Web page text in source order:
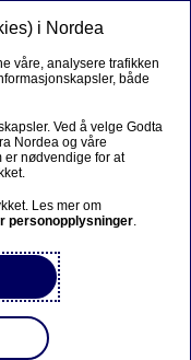
i Nordea
våre, analysere trafikken
både
Ved å velge Godta
Nordea og våre
er nødvendige for at
Les mer om
personopplysninger.